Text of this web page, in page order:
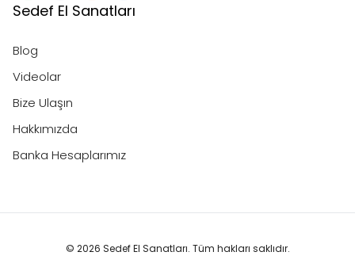
Sedef El Sanatları
Blog
Videolar
Bize Ulaşın
Hakkımızda
Banka Hesaplarımız
© 2026 Sedef El Sanatları. Tüm hakları saklıdır.